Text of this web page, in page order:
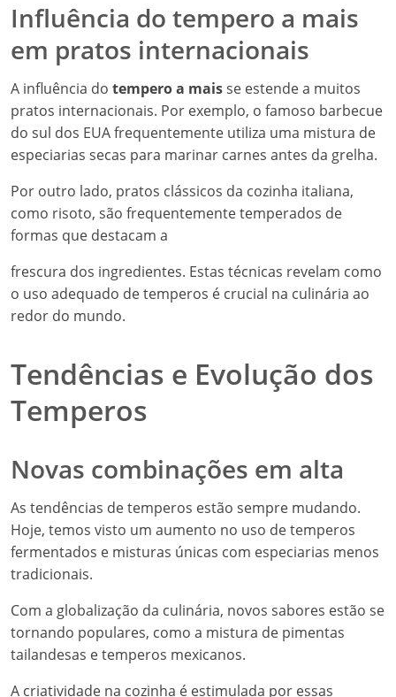
Influência do tempero a mais
em pratos internacionais
A influência do tempero a maisse estende a muitos
pratos internacionais. Por exemplo, o famoso barbecue
do sul dos EUA frequentemente utiliza uma mistura de
especiarias secas para marinar carnes antes da grelha.
Por outro lado, pratos clássicos da cozinha italiana,
como risoto, são frequentemente temperados de
formas que destacam a
frescura dos ingredientes. Estas técnicas revelam como
o uso adequado de temperos é crucial na culinária ao
redor do mundo.
Tendências e Evolução dos
Temperos
Novas combinações em alta
As tendências de temperos estão sempre mudando.
Hoje, temos visto um aumento no uso de temperos
fermentados e misturas únicas com especiarias menos
tradicionais.
Com a globalização da culinária, novos sabores estão se
tornando populares, como a mistura de pimentas
tailandesas e temperos mexicanos.
A criatividade na cozinha é estimulada por essas